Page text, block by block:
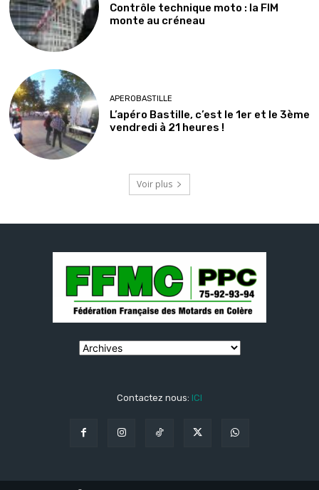
Contrôle technique moto : la FIM
monte au créneau
APEROBASTILLE
L’apéro Bastille, c’est le 1er et le 3ème
vendredi à 21 heures !
Voir plus
Contactez nous: ICI